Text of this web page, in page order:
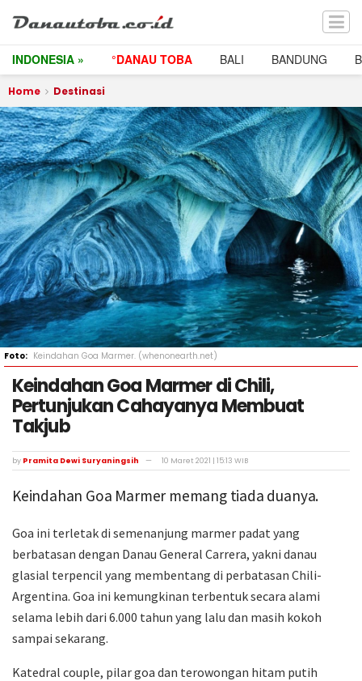
INDONESIA » °DANAU TOBA BALI BANDUNG
Home Destinasi
Keindahan Goa Marmer. (whenonearth.net)
Keindahan Goa Marmer di Chili,
Pertunjukan Cahayanya Membuat
Takjub
by Pramita Dewi Suryaningsih 10 Maret 2021 | 15:13 WIB
Keindahan Goa Marmer memang tiada duanya.
Goa ini terletak di semenanjung marmer padat yang
berbatasan dengan Danau General Carrera, yakni danau
glasial terpencil yang membentang di perbatasan Chili-
Argentina. Goa ini kemungkinan terbentuk secara alami
selama lebih dari 6.000 tahun yang lalu dan masih kokoh
sampai sekarang.
Katedral couple, pilar goa dan terowongan hitam putih